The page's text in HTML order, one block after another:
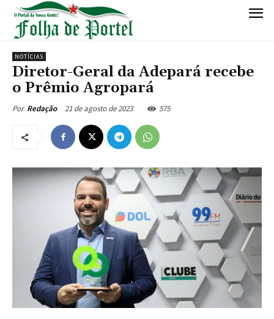
NOTÍCIAS
Diretor-Geral da Adepará recebe
o Prêmio Agropará
Por Redação 21 de agosto de 2023 575